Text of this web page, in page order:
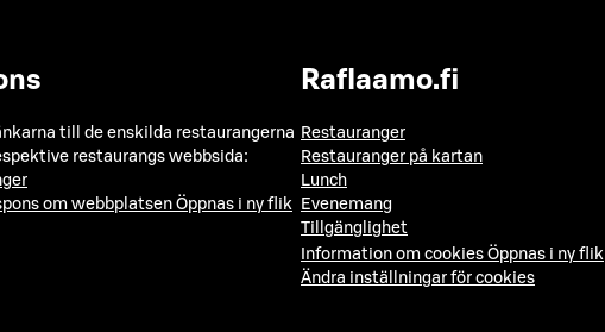
till de enskilda restaurangerna
restaurangs webbsida:
om webbplatsen Öppnas i ny flik
Raflaamo.fi
Restauranger
Restauranger på kartan
Lunch
Evenemang
Tillgänglighet
Information om cookies Öppnas i ny flik
Ändra inställningar för cookies